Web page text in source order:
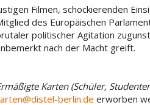
Filmen, schockierenden
des Europäischen
politischer Agitation
nach der Macht greift.
Karten (Schüler,
berlin.de erworben